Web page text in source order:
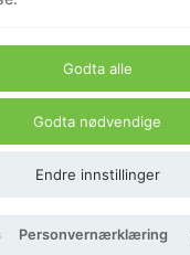
Godta alle
Godta nødvendige
Endre innstillinger
Personvernærklæring